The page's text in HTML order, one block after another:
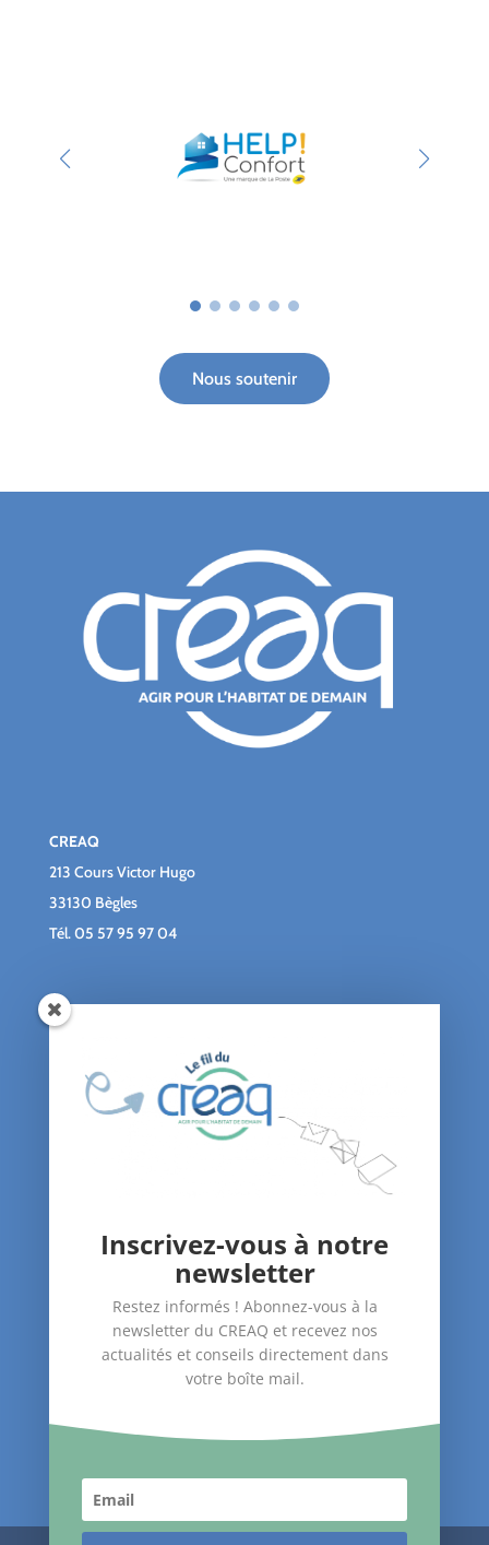
Nous soutenir
CREAQ
213 Cours Victor Hugo
33130 Bègles
Tél.05 57 95 97 04
Qui sommes-nous ?
Agenda
Santé dans le logement
Accompagnement des publics
Suivez-nous !
Inscrivez-vous à notre
newsletter
Restez informés ! Abonnez-vous à la
newsletter du CREAQ et recevez nos
actualités et conseils directement dans
votre boîte mail.